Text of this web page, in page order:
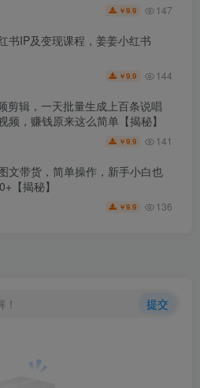
￥9.9 147
书IP及变现课程，姜姜小红书
￥9.9 144
剪辑，一天批量生成上百条说唱
频，赚钱原来这么简单【揭秘】
￥9.9 141
文带货，简单操作，新手小白也
【揭秘】
￥9.9 136
提交